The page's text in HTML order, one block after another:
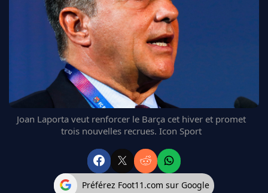
FC BARCELONE
MANCHESTER UNITED
L'AVIS DE LA RÉDAC'
Joan Laporta veut renforcer le Barça cet hiver et promet
trois nouvelles recrues. Icon Sport
Préférez Foot11.com sur Google